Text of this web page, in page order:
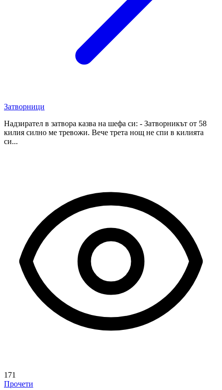
Затворници
Надзирател в затвора казва на шефа си: - Затворникът от 58
килия силно ме тревожи. Вече трета нощ не спи в килията
си...
171
Прочети